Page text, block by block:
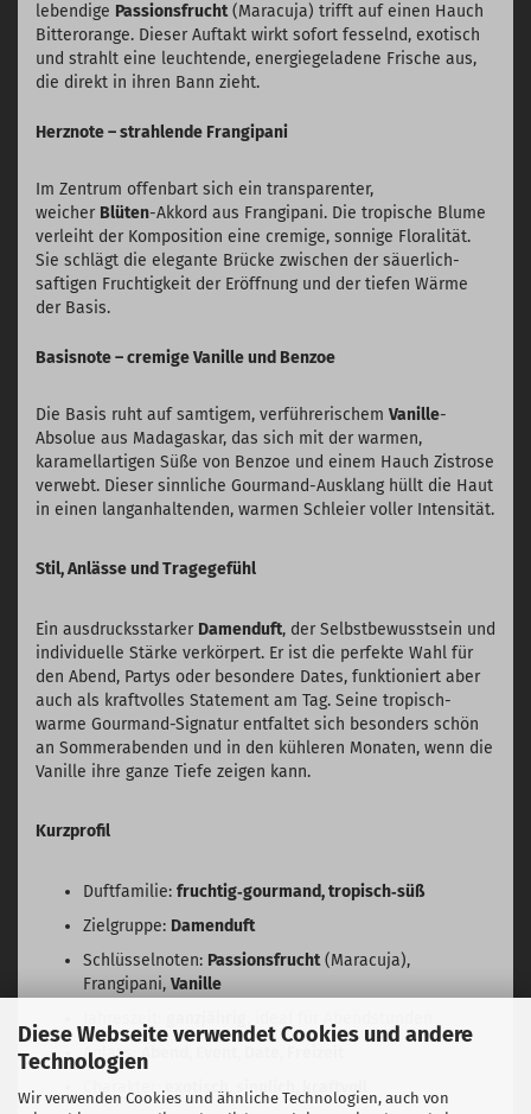
Diese Webseite verwendet Cookies und andere
Technologien
Wir verwenden Cookies und ähnliche Technologien, auch von
lebendige Passionsfrucht(Maracuja) trifft auf einen Hauch
Bitterorange. Dieser Auftakt wirkt sofort fesselnd, exotisch
und strahlt eine leuchtende, energiegeladene Frische aus,
die direkt in ihren Bann zieht.
Herznote – strahlende Frangipani
Im Zentrum offenbart sich ein transparenter,
weicher Blüten-Akkord aus Frangipani. Die tropische Blume
verleiht der Komposition eine cremige, sonnige Floralität.
Sie schlägt die elegante Brücke zwischen der säuerlich-
saftigen Fruchtigkeit der Eröffnung und der tiefen Wärme
der Basis.
Basisnote – cremige Vanille und Benzoe
Die Basis ruht auf samtigem, verführerischem Vanille-
Absolue aus Madagaskar, das sich mit der warmen,
karamellartigen Süße von Benzoe und einem Hauch Zistrose
verwebt. Dieser sinnliche Gourmand-Ausklang hüllt die Haut
in einen langanhaltenden, warmen Schleier voller Intensität.
Stil, Anlässe und Tragegefühl
Ein ausdrucksstarker Damenduft, der Selbstbewusstsein und
individuelle Stärke verkörpert. Er ist die perfekte Wahl für
den Abend, Partys oder besondere Dates, funktioniert aber
auch als kraftvolles Statement am Tag. Seine tropisch-
warme Gourmand-Signatur entfaltet sich besonders schön
an Sommerabenden und in den kühleren Monaten, wenn die
Vanille ihre ganze Tiefe zeigen kann.
Kurzprofil
Duftfamilie: fruchtig‑gourmand, tropisch‑süß
Zielgruppe: Damenduft
Schlüsselnoten: Passionsfrucht(Maracuja),
Frangipani, Vanille
Anlass:Abend, Event, Date, Freizeit
Charakter: exotisch, sinnlich, kraftvoll